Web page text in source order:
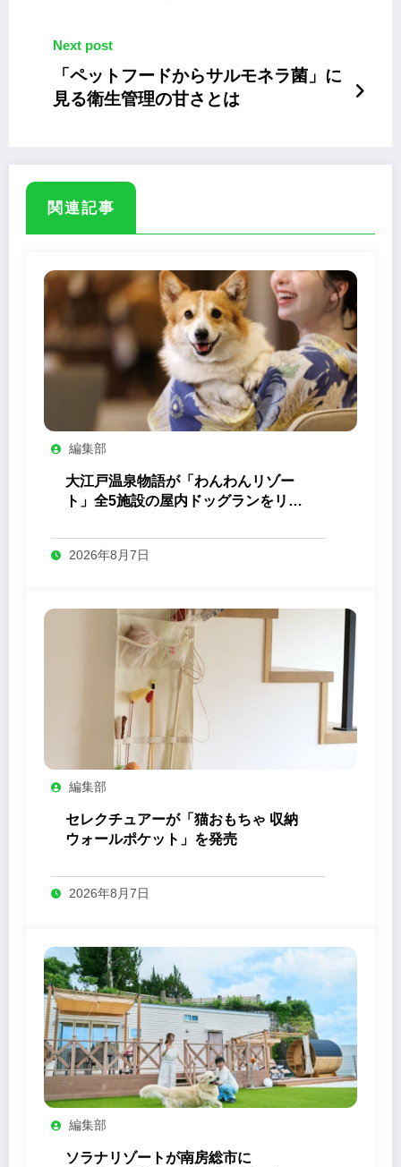
Next post
「ペットフードからサルモネラ菌」に
見る衛生管理の甘さとは
関連記事
編集部
大江戸温泉物語が「わんわんリゾー
ト」全5施設の屋内ドッグランをリニ
2026年8月7日
編集部
セレクチュアーが「猫おもちゃ 収納
ウォールポケット」を発売
2026年8月7日
編集部
ソラナリゾートが南房総市に